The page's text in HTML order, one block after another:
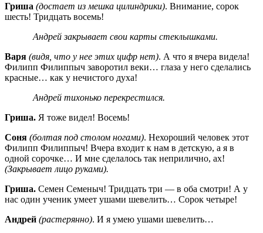
Гриша (достает из мешка цилиндрики). Внимание, сорок
шесть! Тридцать восемь!
Андрей закрывает свои карты стеклышками.
Варя (видя, что у нее этих цифр нет). А что я вчера видела!
Филипп Филиппыч заворотил веки… глаза у него сделались
красные… как у нечистого духа!
Андрей тихонько перекрестился.
Гриша. Я тоже видел! Восемь!
Соня (болтая под столом ногами). Нехороший человек этот
Филипп Филиппыч! Вчера входит к нам в детскую, а я в
одной сорочке… И мне сделалось так неприлично, ах!
(Закрывает лицо руками).
Гриша. Семен Семеныч! Тридцать три — в оба смотри! А у
нас один ученик умеет ушами шевелить… Сорок четыре!
Андрей (растерянно). И я умею ушами шевелить…